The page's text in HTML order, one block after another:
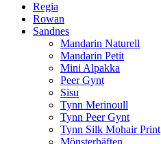
Regia
Rowan
Sandnes
Mandarin Naturell
Mandarin Petit
Mini Alpakka
Peer Gynt
Sisu
Tynn Merinoull
Tynn Peer Gynt
Tynn Silk Mohair Print
Mönsterhäften